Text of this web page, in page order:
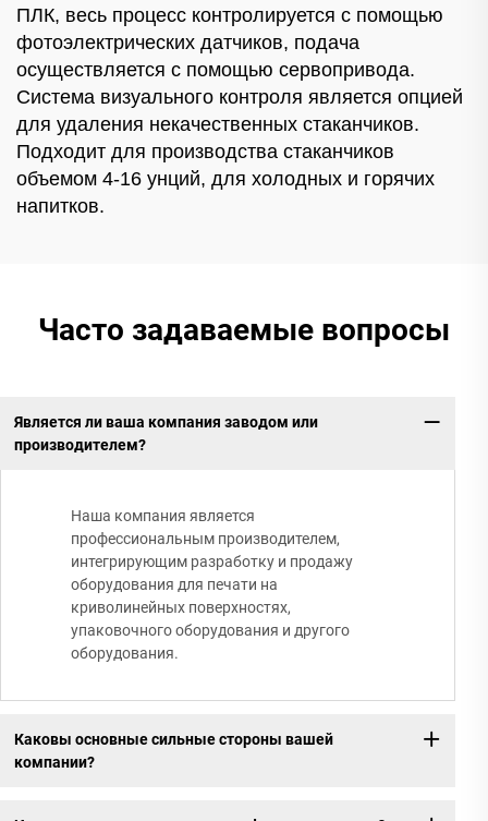
ПЛК, весь процесс контролируется с помощью
фотоэлектрических датчиков, подача
осуществляется с помощью сервопривода.
Система визуального контроля является опцией
для удаления некачественных стаканчиков.
Подходит для производства стаканчиков
объемом 4-16 унций, для холодных и горячих
напитков.
Часто задаваемые вопросы
Является ли ваша компания заводом или
производителем?
Наша компания является
профессиональным производителем,
интегрирующим разработку и продажу
оборудования для печати на
криволинейных поверхностях,
упаковочного оборудования и другого
оборудования.
Каковы основные сильные стороны вашей
компании?